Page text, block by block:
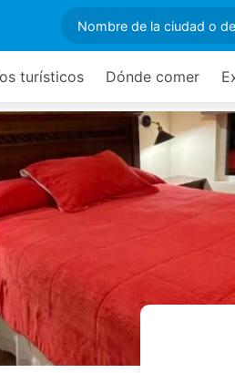
turísticos Dónde comer